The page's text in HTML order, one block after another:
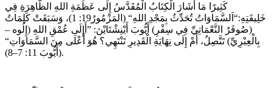
كَثِيرًا مَا أَشَارَ الْكِتَابُ الْمُقَدَّسُ إِلَى عَظَمَةِ اللهِ الظَّاهِرَةِ فِي
خَلِيقَتِهِ:“اَلسَّمَاوَاتُ تُحَدِّثُ بِمَجْدِ اللهِ“ (المَزْمُورُ19: 1)، وَسَبَقَتْ كَلِمَاتُ
(صُوفَرُ النَّعْمَاتِيِّ فِي سِفْرِ) أَيُّوبَ أَيْنِشْتَايْنَ: ”أَإِلَى عُمْقِ اللهِ (إِلُوه –
بِالْعِبْرِيِّ) تَتَّصِلُ، أَمْ إِلَى نِهَايَةِ الْقَدِيرِ تَنْتَهِي؟ هُوَ أَعْلَى مِنَ السَّمَاوَاتِ“
(أَيُّوبَ 11: 7–8).